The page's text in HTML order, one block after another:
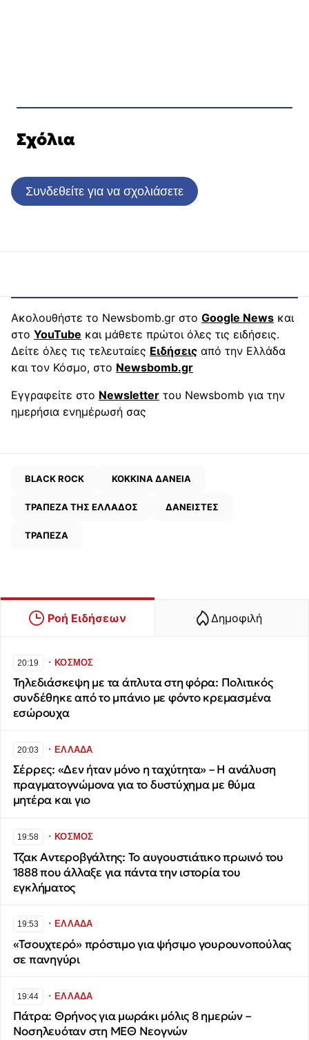
Σχόλια
Συνδεθείτε για να σχολιάσετε
Ακολουθήστε το Newsbomb.gr στο Google News και
στο YouTube και μάθετε πρώτοι όλες τις ειδήσεις.
Δείτε όλες τις τελευταίες Ειδήσεις από την Ελλάδα
και τον Κόσμο, στο Newsbomb.gr
Εγγραφείτε στο Newsletter του Newsbomb για την
ημερήσια ενημέρωσή σας
BLACK ROCK ΚΟΚΚΙΝΑ ΔΑΝΕΙΑ
ΤΡΑΠΕΖΑ ΤΗΣ ΕΛΛΑΔΟΣ ΔΑΝΕΙΣΤΕΣ
ΤΡΑΠΕΖΑ
Ροή Ειδήσεων Δημοφιλή
20:19 ∙ΚΟΣΜΟΣ
Τηλεδιάσκεψη με τα άπλυτα στη φόρα: Πολιτικός
συνδέθηκε από το μπάνιο με φόντο κρεμασμένα
εσώρουχα
20:03 ∙ΕΛΛΑΔΑ
Σέρρες: «Δεν ήταν μόνο η ταχύτητα» – Η ανάλυση
πραγματογνώμονα για το δυστύχημα με θύμα
μητέρα και γιο
19:58 ∙ΚΟΣΜΟΣ
Τζακ Αντεροβγάλτης: To αυγουστιάτικο πρωινό του
1888 που άλλαξε για πάντα την ιστορία του
εγκλήματος
19:53 ∙ΕΛΛΑΔΑ
«Τσουχτερό» πρόστιμο για ψήσιμο γουρουνοπούλας
σε πανηγύρι
19:44 ∙ΕΛΛΑΔΑ
Πάτρα: Θρήνος για μωράκι μόλις 8 ημερών –
Νοσηλευόταν στη ΜΕΘ Νεογνών